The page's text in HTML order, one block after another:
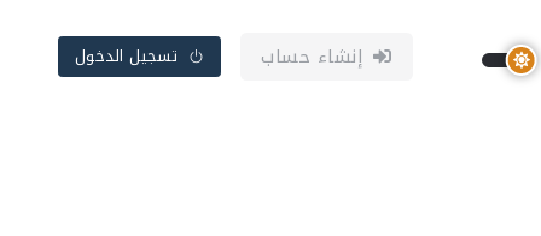
إنشاء حساب تسجيل الدخول